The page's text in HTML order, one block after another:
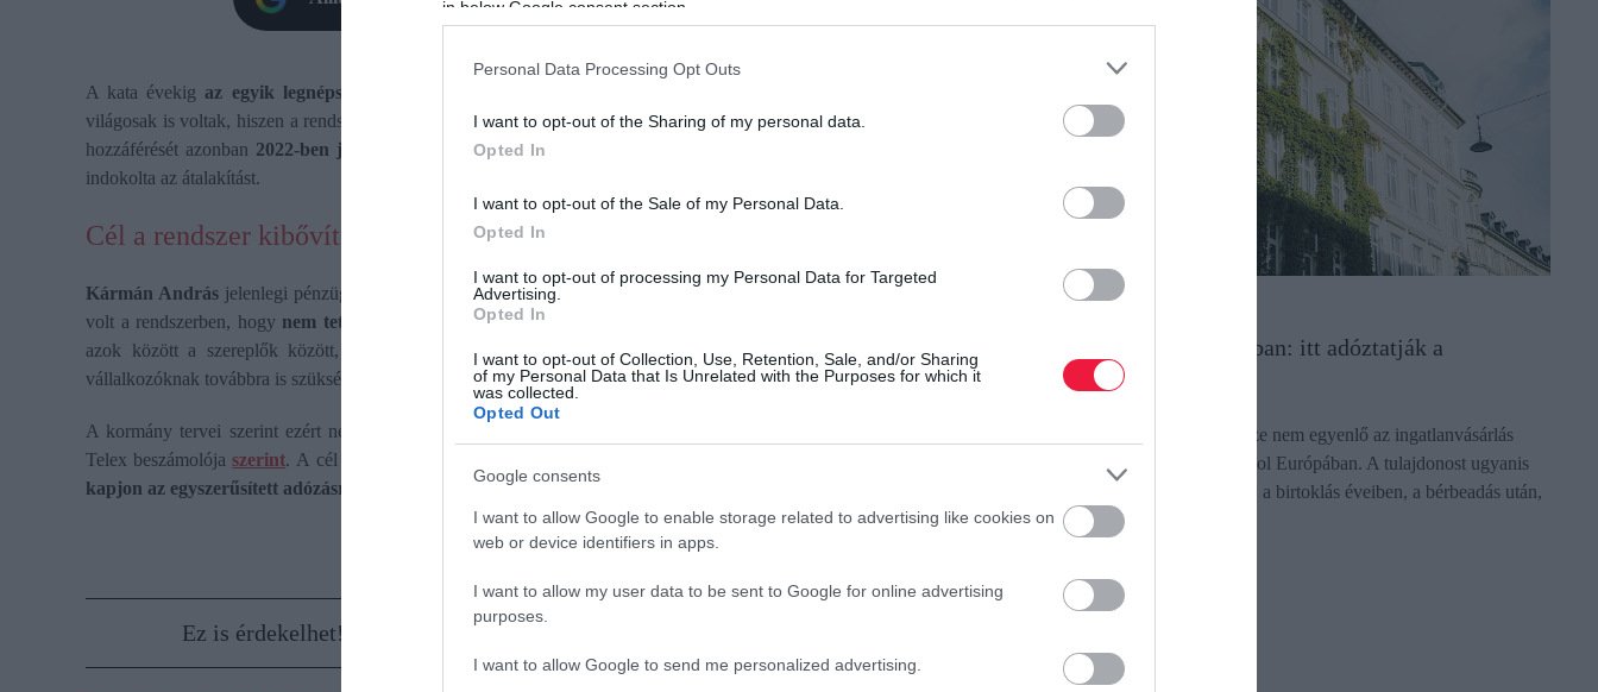
in below Google consent section.
Personal Data Processing Opt Outs
I want to opt-out of the Sharing of my personal data.
Opted In
I want to opt-out of the Sale of my Personal Data.
Opted In
I want to opt-out of processing my Personal Data for Targeted
Advertising.
Opted In
I want to opt-out of Collection, Use, Retention, Sale, and/or Sharing
of my Personal Data that Is Unrelated with the Purposes for which it
was collected.
Opted Out
Google consents
I want to allow Google to enable storage related to advertising like cookies on
web or device identifiers in apps.
I want to allow my user data to be sent to Google for online advertising
purposes.
I want to allow Google to send me personalized advertising.
A kata évekig az egyik legnépszerűbb adózási formának számított
világosak is voltak, hiszen a rendszer egy egyszerűen tervezhető, alacsony adminisztrációval járó lehetőséget kínált. A
hozzáférését azonban 2022-ben jelentősen szűkítették, miután az akkori kormány a visszaélések visszaszorításával
indokolta az átalakítást.
Cél a rendszer kibővítése
Kármán András jelenlegi pénzügyminiszter szerint a négy évvel ezelőtti módosítás
érthető volt, hiszen jelentős hiba
volt a rendszerben, hogy nem tett különbséget
azok között, akik valóban a kata eredeti célcsoportjába tartoztak, és
azok között a szereplők között, akik a rendszerrel visszaéltek. Szerinte ugyanakkor az igény nem változott: a
vállalkozóknak továbbra is szükségük van egy kiszámítható, könnyen adminisztrálható adózási formára.
A kormány tervei szerint ezért nem pusztán visszaállítanák a korábbi katás rendszert, hanem
Telex beszámolójaszerint. A cél az, hogy az egyéni vállalkozók és a kisvállalkozói kör
kapjon az egyszerűsített adózásra.
Ez is érdekelhet! Végre! Teljesen eltörölnének itthon egy „adónemet"
Lakásbiznisz Európában: itt adóztatják a
legkeményebben
Egy ingatlan vételára messze nem egyenlő az ingatlanvásárlás
költségeivel, legyünk akárhol Európában. A tulajdonost ugyanis
adó terhelheti a vásárláskor, a birtoklás éveiben, a bérbeadás után,
de még…